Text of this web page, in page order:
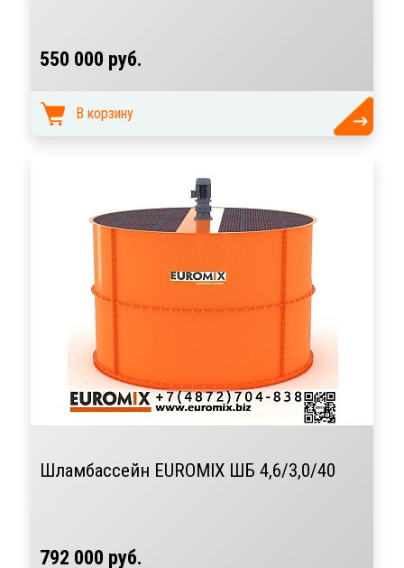
550 000 руб.
В корзину
Шламбассейн EUROMIX ШБ 4,6/3,0/40
792 000 руб.